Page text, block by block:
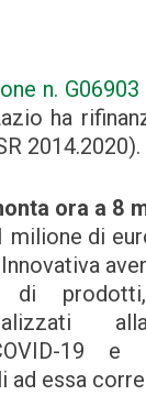
n.
ha
2014.2020).
ora a 8
milione di
di
19
ad essa